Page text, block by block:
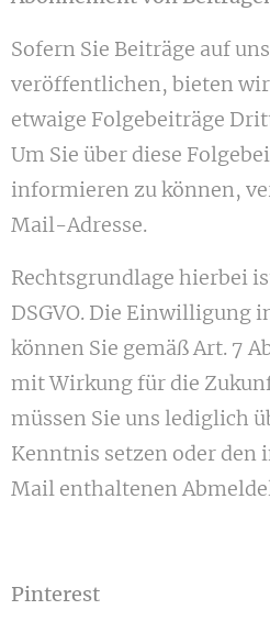
Sofern Sie Beiträge auf
veröffentlichen, bieten
etwaige Folgebeiträge
Um Sie über diese
informieren zu können,
Mail-Adresse.
Rechtsgrundlage hierbei
DSGVO. Die Einwilligung
können Sie gemäß Art. 7
mit Wirkung für die
müssen Sie uns lediglich
Kenntnis setzen oder den
Mail enthaltenen
Pinterest